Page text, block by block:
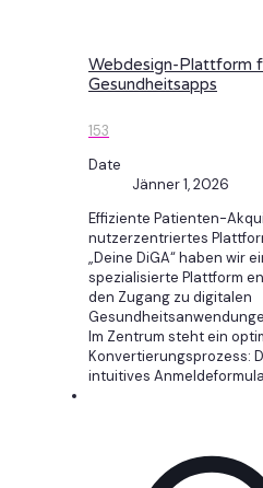
Webdesign-Plattform
Gesundheitsapps
153
Date
Jänner 1, 2026
Effiziente Patienten-
nutzerzentriertes
„Deine DiGA“ haben wir
spezialisierte Plattform
den Zugang zu digitalen
Im Zentrum steht ein
Konvertierungsprozess:
intuitives